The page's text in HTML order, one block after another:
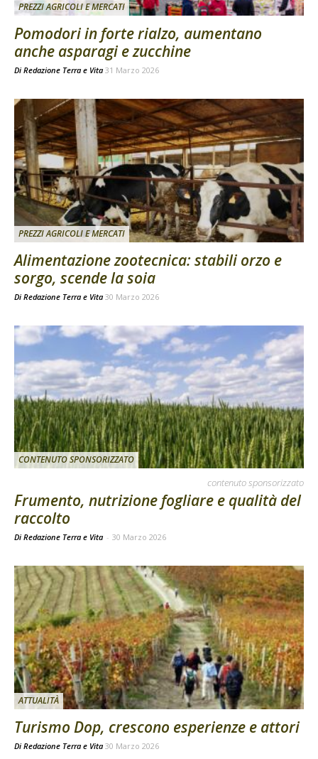
PREZZI AGRICOLI E MERCATI
Pomodori in forte rialzo, aumentano
anche asparagi e zucchine
Di Redazione Terra e Vita 31 Marzo 2026
PREZZI AGRICOLI E MERCATI
Alimentazione zootecnica: stabili orzo e
sorgo, scende la soia
Di Redazione Terra e Vita 30 Marzo 2026
CONTENUTO SPONSORIZZATO
contenuto sponsorizzato
Frumento, nutrizione fogliare e qualità del
raccolto
Di Redazione Terra e Vita - 30 Marzo 2026
ATTUALITÀ
Turismo Dop, crescono esperienze e attori
Di Redazione Terra e Vita 30 Marzo 2026